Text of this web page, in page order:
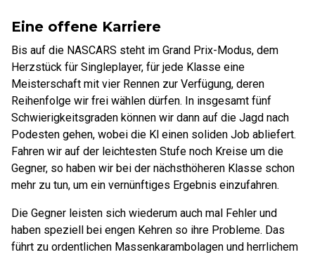
Eine offene Karriere
Bis auf die NASCARS steht im Grand Prix-Modus, dem
Herzstück für Singleplayer, für jede Klasse eine
Meisterschaft mit vier Rennen zur Verfügung, deren
Reihenfolge wir frei wählen dürfen. In insgesamt fünf
Schwierigkeitsgraden können wir dann auf die Jagd nach
Podesten gehen, wobei die Kl einen soliden Job abliefert.
Fahren wir auf der leichtesten Stufe noch Kreise um die
Gegner, so haben wir bei der nächsthöheren Klasse schon
mehr zu tun, um ein vernünftiges Ergebnis einzufahren.
Die Gegner leisten sich wiederum auch mal Fehler und
haben speziell bei engen Kehren so ihre Probleme. Das
führt zu ordentlichen Massenkarambolagen und herrlichem